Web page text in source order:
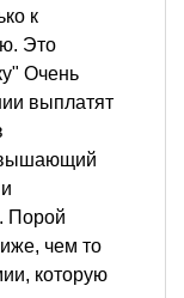
к
Это
Очень
выплатят
Порой
чем то
которую